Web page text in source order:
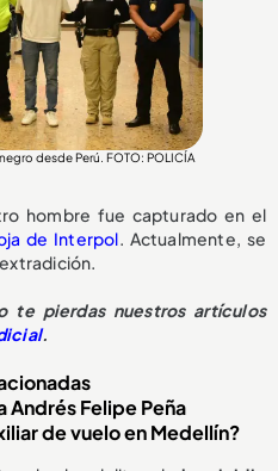
desde Perú. FOTO: POLICÍA
hombre fue capturado en el
de Interpol. Actualmente, se
te pierdas nuestros artículos
.
Andrés Felipe Peña
de vuelo en Medellín?